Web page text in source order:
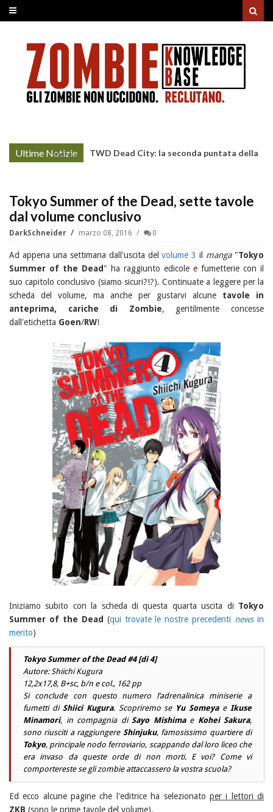
Ultime Notizie
More »
TWD Dead City: la seconda puntata della
Tokyo Summer of the Dead, sette tavole
dal volume conclusivo
DarkSchneider marzo 08, 2016 0
Ad appena una settimana dall'uscita delvolume 3 il manga"Tokyo
Summer of the Dead" ha raggiunto edicole e fumetterie con il
suo capitolo conclusivo (siamo sicuri?!?). Continuate a leggere per la
scheda del volume, ma anche per gustarvi alcune tavole in
anteprima, cariche di Zombie, gentilmente concesse
dall'etichetta Goen/RW!
Iniziamo subito con la scheda di questa quarta uscita di Tokyo
Summer of the Dead (qui trovate le nostre precedenti newsin
merito)
Tokyo Summer of the Dead #4 [di 4]
Autore: Shiichi Kugura
12,2x17,8, B+sc, b/n e col., 162 pp
Si conclude con questo numero l’adrenalinica miniserie a
fumetti di Shiici Kugura. Scopriremo se Yu Someyae Ikuse
Minamori, in compagnia di Sayo Mishimae Kohei Sakura,
sono riusciti a raggiungere Shinjuku, famosissimo quartiere di
Tokyo, principale nodo ferroviario, scappando dal loro liceo che
era invaso da queste orde di non morti. E voi? Come vi
comportereste se gli zombie attaccassero la vostra scuola?
Ed ecco alcune pagine che l'editrice ha selezionato per i lettori di
ZKB (sono le prime tavole del volume).